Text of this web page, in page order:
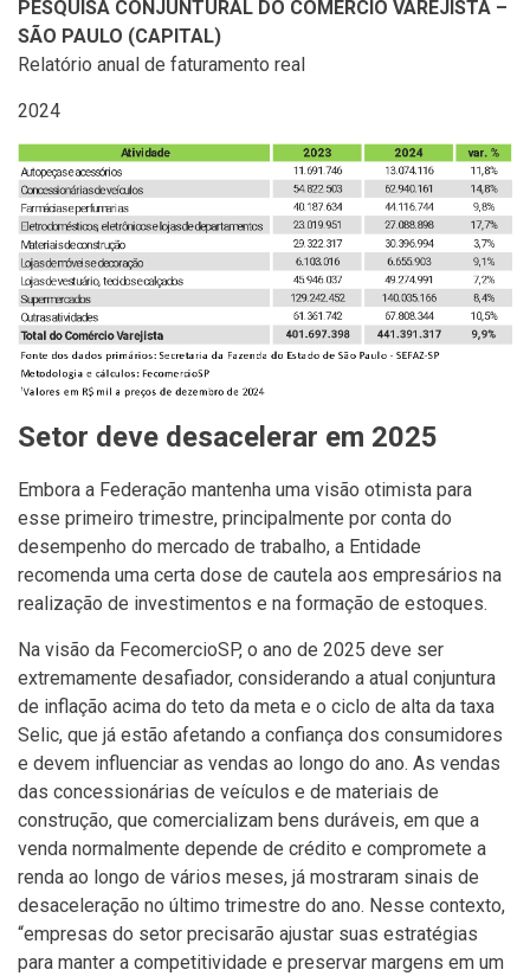
PESQUISA CONJUNTURAL DO COMÉRCIO VAREJISTA –
SÃO PAULO (CAPITAL)
Relatório anual de faturamento real
2024
Setor deve desacelerar em 2025
Embora a Federação mantenha uma visão otimista para
esse primeiro trimestre, principalmente por conta do
desempenho do mercado de trabalho, a Entidade
recomenda uma certa dose de cautela aos empresários na
realização de investimentos e na formação de estoques.
Na visão da FecomercioSP, o ano de 2025 deve ser
extremamente desafiador, considerando a atual conjuntura
de inflação acima do teto da meta e o ciclo de alta da taxa
Selic, que já estão afetando a confiança dos consumidores
e devem influenciar as vendas ao longo do ano. As vendas
das concessionárias de veículos e de materiais de
construção, que comercializam bens duráveis, em que a
venda normalmente depende de crédito e compromete a
renda ao longo de vários meses, já mostraram sinais de
desaceleração no último trimestre do ano. Nesse contexto,
“empresas do setor precisarão ajustar suas estratégias
para manter a competitividade e preservar margens em um